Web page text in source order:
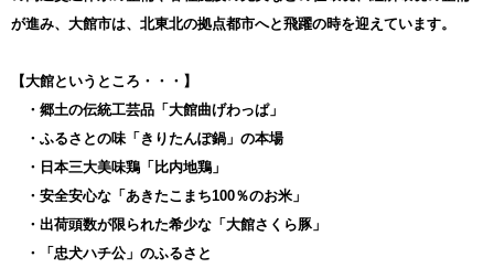
が進み、大館市は、北東北の拠点都市へと飛躍の時を迎えています。
【大館というところ・・・】
・郷土の伝統工芸品「大館曲げわっぱ」
・ふるさとの味「きりたんぽ鍋」の本場
・日本三大美味鶏「比内地鶏」
・安全安心な「あきたこまち100％のお米」
・出荷頭数が限られた希少な「大館さくら豚」
・「忠犬ハチ公」のふるさと